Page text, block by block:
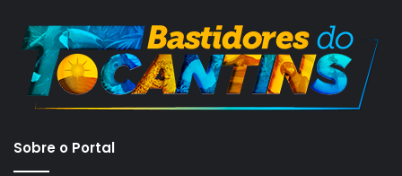
Sobre o Portal